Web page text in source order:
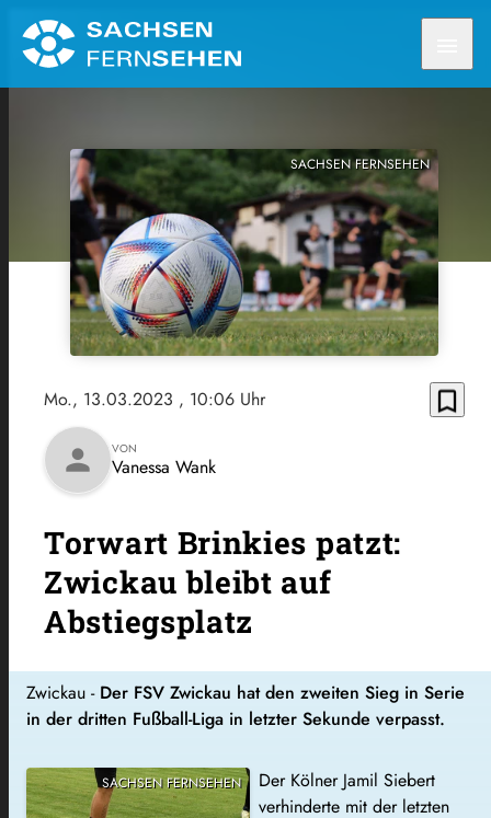
SACHSEN FERNSEHEN
Mo., 13.03.2023 , 10:06 Uhr bookmark_border
person VON
Vanessa Wank
Torwart Brinkies patzt:
Zwickau bleibt auf
Abstiegsplatz
Zwickau - Der FSV Zwickau hat den zweiten Sieg in Serie
in der dritten Fußball-Liga in letzter Sekunde verpasst.
SACHSEN FERNSEHEN
Der Kölner Jamil Siebert
verhinderte mit der letzten